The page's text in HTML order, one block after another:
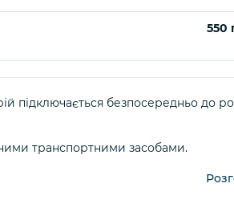
550
підключається безпосередньо до
транспортними засобами.